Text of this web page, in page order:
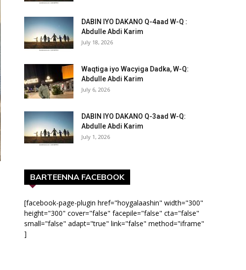
DABIN IYO DAKANO Q-4aad W-Q :
Abdulle Abdi Karim
July 18, 2026
Waqtiga iyo Wacyiga Dadka, W-Q:
Abdulle Abdi Karim
July 6, 2026
DABIN IYO DAKANO Q-3aad W-Q:
Abdulle Abdi Karim
July 1, 2026
BARTEENNA FACEBOOK
[facebook-page-plugin href="hoygalaashin" width="300"
height="300" cover="false" facepile="false" cta="false"
small="false" adapt="true" link="false" method="iframe"
]